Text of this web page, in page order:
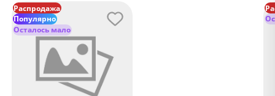
Распродажа
Популярно
Осталось мало